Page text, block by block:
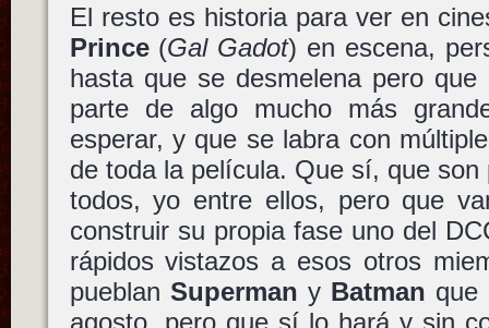
El resto es historia para ver en
Prince(Gal Gadot) en escena,
hasta que se desmelena pero
parte de algo mucho más
esperar, y que se labra con
de toda la película. Que sí, que son
todos, yo entre ellos, pero que
construir su propia fase uno del
rápidos vistazos a esos otros
pueblan Superman y Batman que
agosto, pero que sí lo hará y sin